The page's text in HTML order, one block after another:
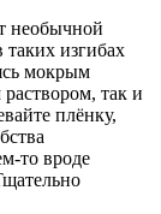
необычной
изгибах
мокрым
так и
плёнку,
то вроде